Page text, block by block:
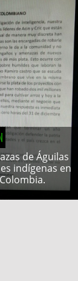
de Águilas
indígenas en